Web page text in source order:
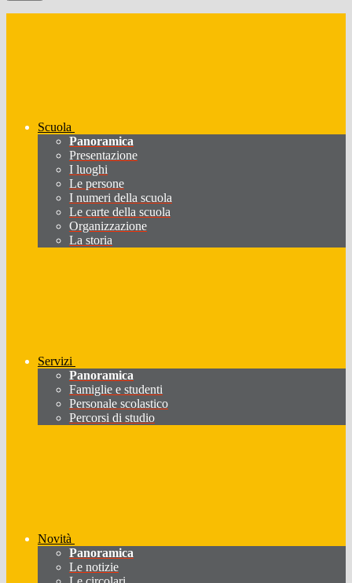
Scuola
Panoramica
Presentazione
I luoghi
Le persone
I numeri della scuola
Le carte della scuola
Organizzazione
La storia
Servizi
Panoramica
Famiglie e studenti
Personale scolastico
Percorsi di studio
Novità
Panoramica
Le notizie